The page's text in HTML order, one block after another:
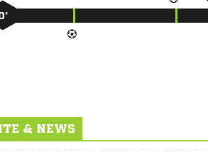
& NEWS